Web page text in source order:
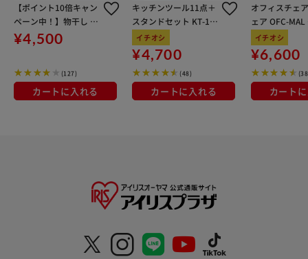
【ポイント10倍キャン
ペーン中！】物干し 室
内用 折りたたみ式 3連
OTM-150R ホワイト 一
¥4,500
(127)
カートに入れる
キッチンツール11点＋
スタンドセット KT-11
SS グレージュ
イチオシ
¥4,700
(48)
カートに入れる
オフィスチェ
ェア OFC-
ン
イチオシ
¥6,600
カート